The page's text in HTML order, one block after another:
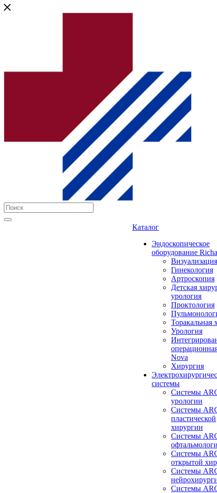
Каталог
Эндоскопическое
оборудование
Визуализация
Гинекология
Артроскопия
Детская
урология
Проктология
Торакальная
Урология
Nova
Хирургия
системы
Системы
урологии
Системы
пластической
хирургии
Системы
Системы
открытой
Системы
Системы